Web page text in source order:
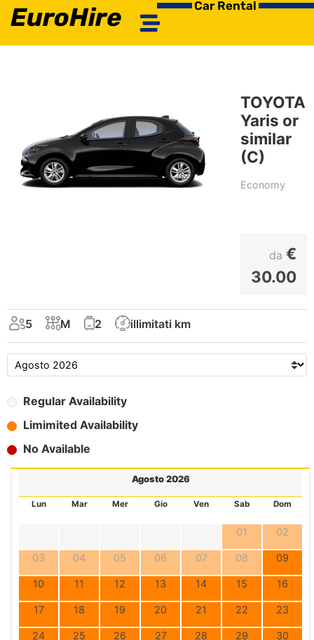
EuroHire Car Rental
TOYOTA
Yaris or
similar
(C)
Economy
da €
30.00
5 M 2 illimitati km
Regular Availability
Limimited Availability
No Available
Agosto 2026
Lun Mar Mer Gio Ven Sab Dom
01 02
03 04 05 06 07 08 09
10 11 12 13 14 15 16
17 18 19 20 21 22 23
24 25 26 27 28 29 30